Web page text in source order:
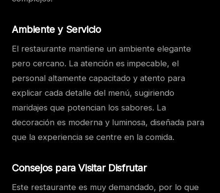
Ambiente y Servicio
El restaurante mantiene un ambiente elegante
pero cercano. La atención es impecable, el
personal altamente capacitado y atento para
explicar cada detalle del menú, sugiriendo
maridajes que potencian los sabores. La
decoración es moderna y luminosa, diseñada para
que la experiencia se centre en la comida.
Consejos para Visitar Disfrutar
Este restaurante es muy demandado, por lo que